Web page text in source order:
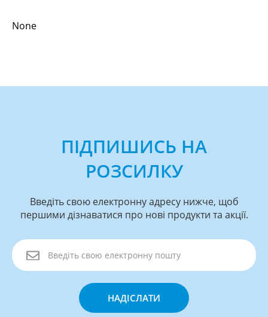
None
ПІДПИШИСЬ НА
РОЗСИЛКУ
Введіть свою електронну адресу нижче, щоб
першими дізнаватися про нові продукти та акції.
НАДІСЛАТИ